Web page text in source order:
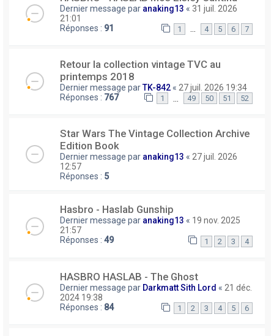
Dernier message par anaking13 « 31 juil. 2026
21:01
Réponses : 91 1 … 4 5 6 7
Retour la collection vintage TVC au
printemps 2018
Dernier message parTK-842 « 27 juil. 2026 19:34
Réponses : 767 1 49 50 51 52
Star Wars The Vintage Collection Archive
Edition Book
Dernier message par anaking13 « 27 juil. 2026
12:57
Réponses : 5
Hasbro - Haslab Gunship
Dernier message par anaking13 « 19 nov. 2025
21:57
Réponses : 49 1 2 3 4
HASBRO HASLAB - The Ghost
Dernier message par Darkmatt Sith Lord « 21 déc.
2024 19:38
Réponses : 84 1 2 3 4 5 6